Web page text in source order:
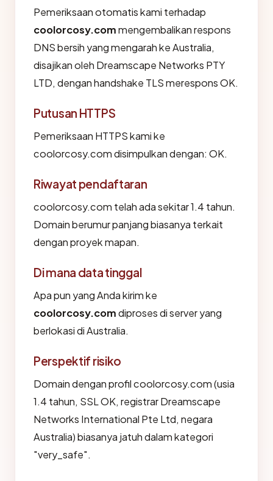
Pemeriksaan otomatis kami terhadap
coolorcosy.commengembalikan respons
DNS bersih yang mengarah ke Australia,
disajikan oleh Dreamscape Networks PTY
LTD, dengan handshake TLS merespons OK.
Putusan HTTPS
Pemeriksaan HTTPS kami ke
coolorcosy.com disimpulkan dengan: OK.
Riwayat pendaftaran
coolorcosy.com telah ada sekitar 1.4 tahun.
Domain berumur panjang biasanya terkait
dengan proyek mapan.
Di mana data tinggal
Apa pun yang Anda kirim ke
coolorcosy.comdiproses di server yang
berlokasi di Australia.
Perspektif risiko
Domain dengan profil coolorcosy.com (usia
1.4 tahun, SSL OK, registrar Dreamscape
Networks International Pte Ltd, negara
Australia) biasanya jatuh dalam kategori
"very_safe".